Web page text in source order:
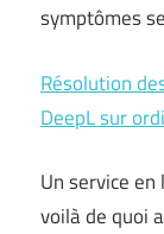
symptômes
Résolution
DeepL sur
Un service
voilà de quoi